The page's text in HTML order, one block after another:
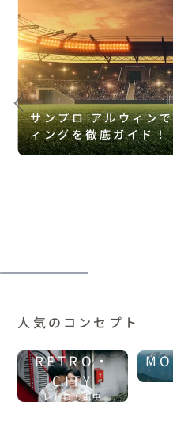
サンプロ アルウィン
ィングを徹底ガイド！
人気のコンセプト
RETRO・
CITY
レトロ・街中